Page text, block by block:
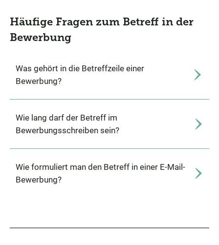
Häufige Fragen zum Betreff in der
Bewerbung
Was gehört in die Betreffzeile einer
Bewerbung?
Wie lang darf der Betreff im
Bewerbungsschreiben sein?
Wie formuliert man den Betreff in einer E-Mail-
Bewerbung?